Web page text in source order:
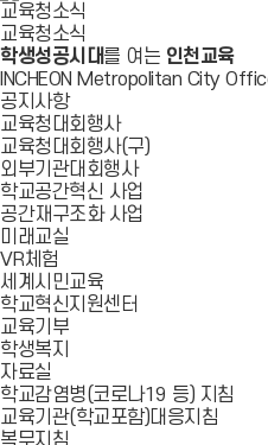
교육청소식
교육청소식
학생성공시대를 여는 인천교육
INCHEON Metropolitan City
공지사항
교육청대회행사
교육청대회행사(구)
외부기관대회행사
학교공간혁신 사업
공간재구조화 사업
미래교실
VR체험
세계시민교육
학교혁신지원센터
교육기부
학생복지
자료실
학교감염병(코로나19 등) 지침
교육기관(학교포함)대응지침
복무지침